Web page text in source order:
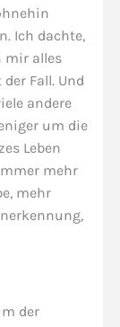
Ich dachte,
mir alles
Fall. Und
andere
um die
Leben
mehr
mehr
der